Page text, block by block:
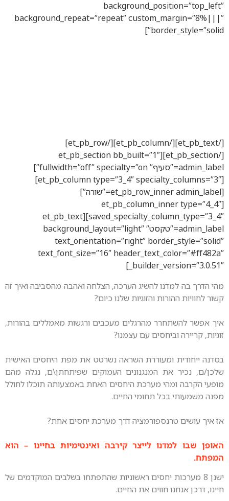
background_repeat=”repeat”
[/et_pb_text][/et_pb_column][/et_pb_row]
[/et_pb_section][et_pb_section bb_built=”1″
admin_label=”סעיף” fullwidth=”off” specialty=”on”]
[et_pb_column type=”3_4″ specialty_columns=”3″]
[et_pb_row_inner admin_label=”שורה”]
saved_specialty_column_type=”3_4″][et_pb_text
admin_label=”טקסט” background_layout=”light”
text_orientation=”right”
text_font_size=”16″
להשיג הערכה, הצלחה ואהבה מהסביבה ואיך זה
והזוגיות שלנו כיום?
מהרגלים מעכבים ורגשות מאמללים בהורות,
עם עצמנו?
ומעוררת השראה נשרטט את מפת היחסים האישית
המנגנונים העמוקים שפיתחתן\ם, נגלה מהם
מערכת היחסים האחת באמצעותה תוכלו לחולל
תחומי החיים.
דרך מערכת יחסים אחת?
לייצר קירבה ואינטימיות בחיינו – הוא
יחסים ראשוניות שהתפתחו בשלבים המוקדמים של
חווים את החיים.